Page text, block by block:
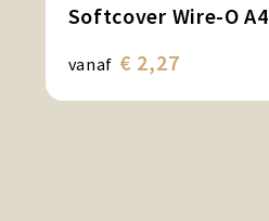
Softcover Wire-O A4
vanaf € 2,27